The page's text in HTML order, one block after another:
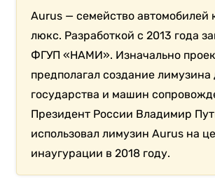
Aurus — семейство автомобилей
люкс. Разработкой с 2013 года
ФГУП «НАМИ». Изначально
предполагал создание лимузина
государства и машин
Президент России Владимир
использовал лимузин Aurus на
инаугурации в 2018 году.